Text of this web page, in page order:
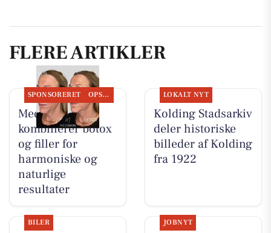
FLERE ARTIKLER
SPONSORERET OPSLAGSTAVLEN
MediSkin
kombinerer botox
og filler for
harmoniske og
naturlige
resultater
LOKALT NYT
Kolding Stadsarkiv
deler historiske
billeder af Kolding
fra 1922
BILER JOBNYT